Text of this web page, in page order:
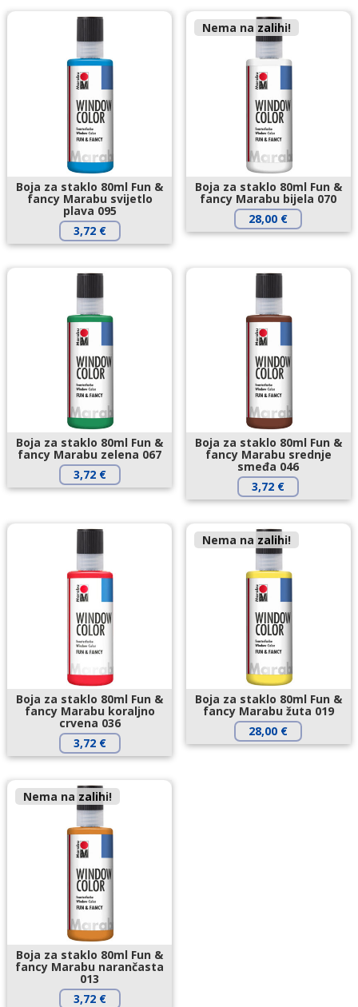
Boja za staklo 80ml Fun &
fancy Marabu svijetlo
plava 095
3,72 €
Nema na zalihi!
Boja za staklo 80ml Fun &
fancy Marabu bijela 070
28,00 €
Boja za staklo 80ml Fun &
fancy Marabu zelena 067
3,72 €
Boja za staklo 80ml Fun &
fancy Marabu srednje
smeđa 046
3,72 €
Boja za staklo 80ml Fun &
fancy Marabu koraljno
crvena 036
3,72 €
Nema na zalihi!
Boja za staklo 80ml Fun &
fancy Marabu žuta 019
28,00 €
Nema na zalihi!
Boja za staklo 80ml Fun &
fancy Marabu narančasta
013
3,72 €